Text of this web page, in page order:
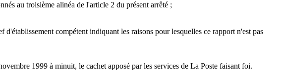
au troisième alinéa de l'article 2 du présent arrêté ;
compétent indiquant les raisons pour lesquelles ce rapport n'est pas
1999 à minuit, le cachet apposé par les services de La Poste faisant foi.